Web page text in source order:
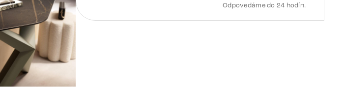
Odpovedáme do 24 hodín.